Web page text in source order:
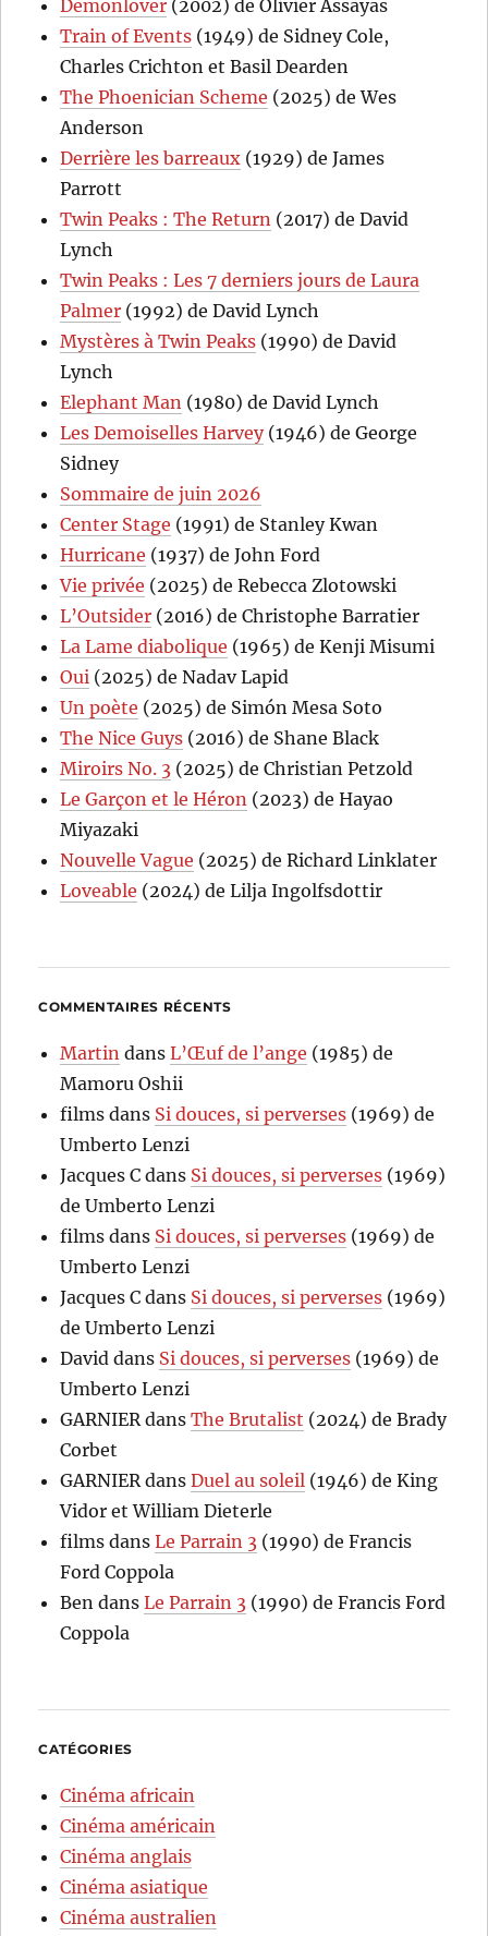
Demonlover (2002) de Olivier Assayas
Train of Events (1949) de Sidney Cole,
Charles Crichton et Basil Dearden
The Phoenician Scheme (2025) de Wes
Anderson
Derrière les barreaux (1929) de James
Parrott
Twin Peaks : The Return (2017) de David
Lynch
Twin Peaks : Les 7 derniers jours de Laura
Palmer (1992) de David Lynch
Mystères à Twin Peaks (1990) de David
Lynch
Elephant Man (1980) de David Lynch
Les Demoiselles Harvey(1946) de George
Sidney
Sommaire de juin 2026
Center Stage (1991) de Stanley Kwan
Hurricane (1937) de John Ford
Vie privée (2025) de Rebecca Zlotowski
L’Outsider (2016) de Christophe Barratier
La Lame diabolique (1965) de Kenji Misumi
Oui (2025) de Nadav Lapid
Un poète (2025) de Simón Mesa Soto
The Nice Guys (2016) de Shane Black
Miroirs No. 3 (2025) de Christian Petzold
Le Garçon et le Héron (2023) de Hayao
Miyazaki
Nouvelle Vague (2025) de Richard Linklater
Loveable (2024) de Lilja Ingolfsdottir
COMMENTAIRES RÉCENTS
Martin dansL’Œuf de l’ange (1985) de
Mamoru Oshii
films dans Si douces, si perverses (1969) de
Umberto Lenzi
Jacques C dans Si douces, si perverses (1969)
de Umberto Lenzi
films dans Si douces, si perverses (1969) de
Umberto Lenzi
Jacques C dans Si douces, si perverses (1969)
de Umberto Lenzi
David dans Si douces, si perverses (1969) de
Umberto Lenzi
GARNIERdansThe Brutalist (2024) de Brady
Corbet
GARNIERdansDuel au soleil (1946) de King
Vidor et William Dieterle
films dansLe Parrain 3 (1990) de Francis
Ford Coppola
Ben dansLe Parrain 3 (1990) de Francis Ford
Coppola
CATÉGORIES
Cinéma africain
Cinéma américain
Cinéma anglais
Cinéma asiatique
Cinéma australien